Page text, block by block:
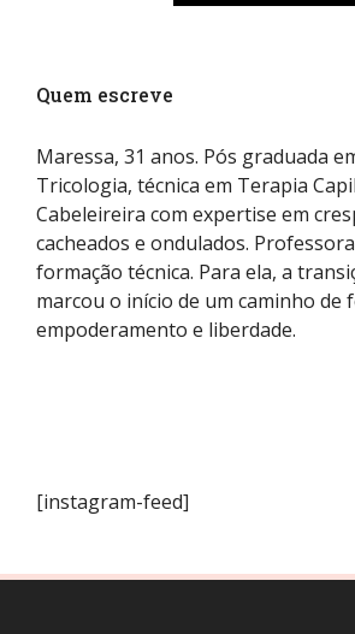
Quem escreve
Maressa, 31 anos. Pós graduada
Tricologia, técnica em Terapia
Cabeleireira com expertise em
cacheados e ondulados.
formação técnica. Para ela, a
marcou o início de um caminho de
empoderamento e liberdade.
[instagram-feed]